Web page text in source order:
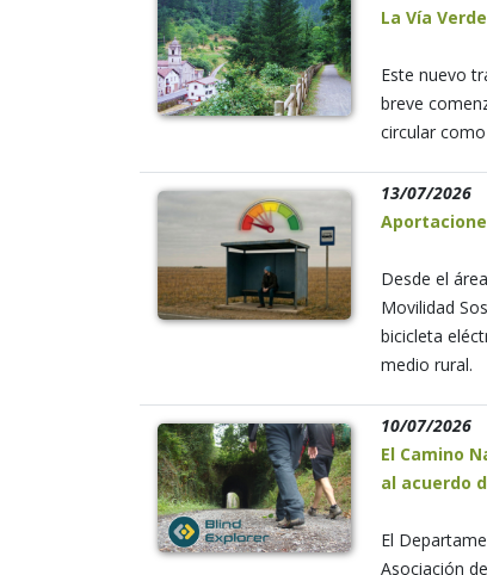
La Vía
Este nuevo
breve
circular
13/07/2026
Desde el
Movilidad
bicicleta
medio rural.
10/07/2026
El Camino
al acuerdo
El
Asociación